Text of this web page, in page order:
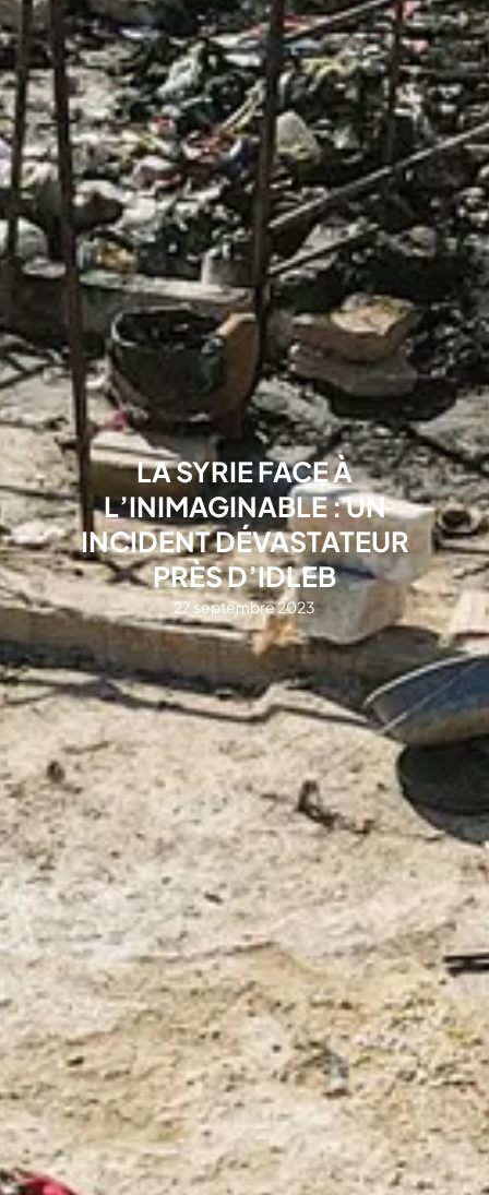
LA SYRIE FACE À
L’INIMAGINABLE : UN
INCIDENT DÉVASTATEUR
PRÈS D’IDLEB
27 septembre 2023